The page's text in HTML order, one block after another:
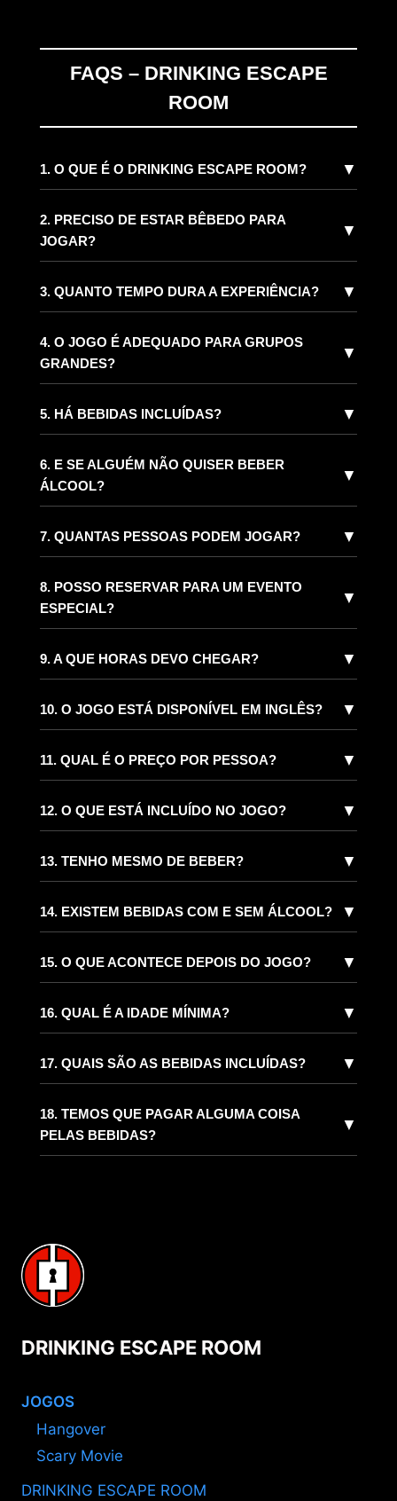
FAQS – DRINKING ESCAPE
ROOM
1. O QUE É O DRINKING ESCAPE ROOM? ▼
2. PRECISO DE ESTAR BÊBEDO PARA
JOGAR?
▼
3. QUANTO TEMPO DURA A EXPERIÊNCIA? ▼
4. O JOGO É ADEQUADO PARA GRUPOS
GRANDES?
▼
5. HÁ BEBIDAS INCLUÍDAS? ▼
6. E SE ALGUÉM NÃO QUISER BEBER
ÁLCOOL?
▼
7. QUANTAS PESSOAS PODEM JOGAR? ▼
8. POSSO RESERVAR PARA UM EVENTO
ESPECIAL?
▼
9. A QUE HORAS DEVO CHEGAR? ▼
10. O JOGO ESTÁ DISPONÍVEL EM INGLÊS? ▼
11. QUAL É O PREÇO POR PESSOA? ▼
12. O QUE ESTÁ INCLUÍDO NO JOGO? ▼
13. TENHO MESMO DE BEBER? ▼
14. EXISTEM BEBIDAS COM E SEM ÁLCOOL? ▼
15. O QUE ACONTECE DEPOIS DO JOGO? ▼
16. QUAL É A IDADE MÍNIMA? ▼
17. QUAIS SÃO AS BEBIDAS INCLUÍDAS? ▼
18. TEMOS QUE PAGAR ALGUMA COISA
PELAS BEBIDAS?
▼
DRINKING ESCAPE ROOM
JOGOS
Hangover
Scary Movie
DRINKING ESCAPE ROOM